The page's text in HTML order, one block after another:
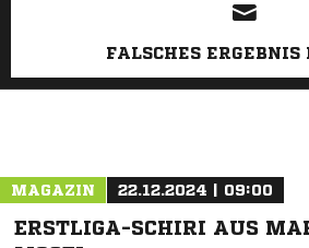
FALSCHES ERGEBNIS
MAGAZIN 22.12.2024 | 09:00
ERSTLIGA-SCHIRI AUS